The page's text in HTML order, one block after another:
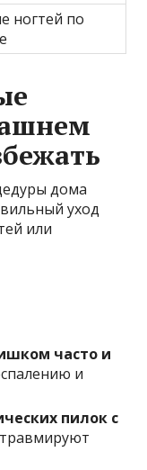
ногтей по
дома
уход
или
часто и
и
пилок с